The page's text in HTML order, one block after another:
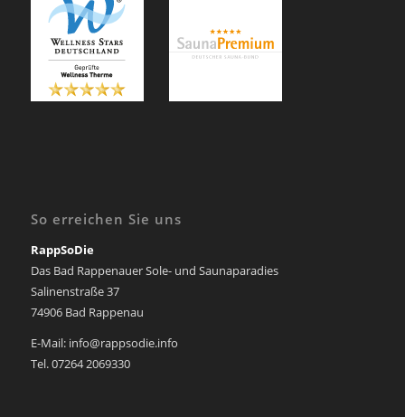
So erreichen Sie uns
RappSoDie
Das Bad Rappenauer Sole- und Saunaparadies
Salinenstraße 37
74906 Bad Rappenau
E-Mail: info@rappsodie.info
Tel. 07264 2069330